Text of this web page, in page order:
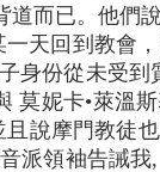
而已。他們
天回到教會
身份從未受
莫妮卡•萊溫
說摩門教徒
派領袖告誡